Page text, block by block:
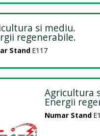
si mediu.
regenerabile.
Stand E117
Agricultura
Energii
Numar Stand